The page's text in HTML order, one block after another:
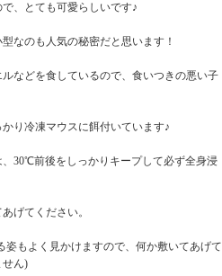
、とても可愛らしいです♪
なのも人気の秘密だと思います！
などを食しているので、食いつきの悪い子
り冷凍マウスに餌付いています♪
30℃前後をしっかりキープして必ず全身浸
げてください。
姿もよく見かけますので、何か敷いてあげて
せん)